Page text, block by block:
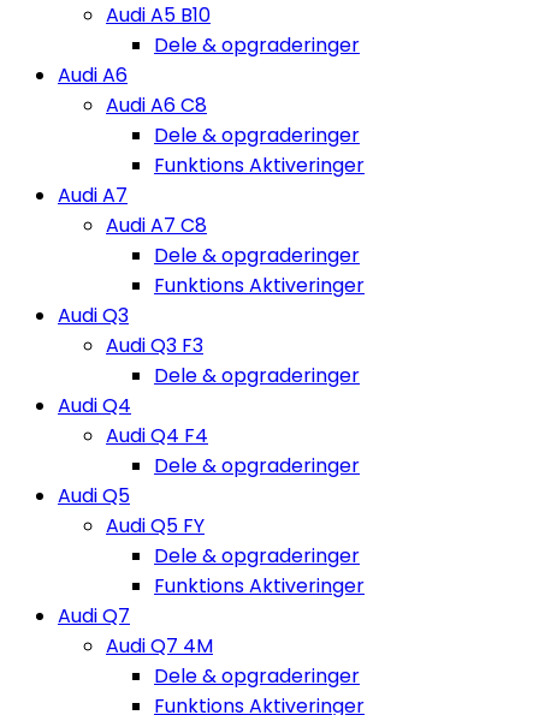
Audi A5 B10
Dele & opgraderinger
Audi A6
Audi A6 C8
Dele & opgraderinger
Funktions Aktiveringer
Audi A7
Audi A7 C8
Dele & opgraderinger
Funktions Aktiveringer
Audi Q3
Audi Q3 F3
Dele & opgraderinger
Audi Q4
Audi Q4 F4
Dele & opgraderinger
Audi Q5
Audi Q5 FY
Dele & opgraderinger
Funktions Aktiveringer
Audi Q7
Audi Q7 4M
Dele & opgraderinger
Funktions Aktiveringer